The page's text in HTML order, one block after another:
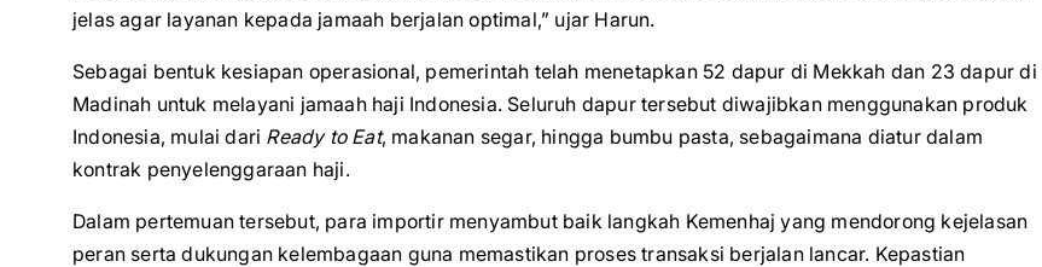
jelas agar layanan kepada jamaah berjalan optimal,” ujar Harun.
Sebagai bentuk kesiapan operasional, pemerintah telah menetapkan 52 dapur di Mekkah dan 23 dapur di
Madinah untuk melayani jamaah haji Indonesia. Seluruh dapur tersebut diwajibkan menggunakan produk
Indonesia, mulai dari Ready to Eat, makanan segar, hingga bumbu pasta, sebagaimana diatur dalam
kontrak penyelenggaraan haji.
Dalam pertemuan tersebut, para importir menyambut baik langkah Kemenhaj yang mendorong kejelasan
peran serta dukungan kelembagaan guna memastikan proses transaksi berjalan lancar. Kepastian